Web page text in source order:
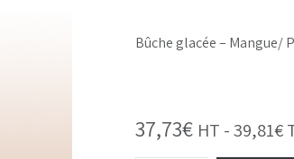
Bûche glacée – Mangue/
37,73€ HT -39,81€